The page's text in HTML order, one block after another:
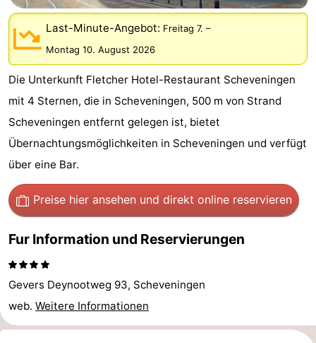
Duinrell
-
Kijkduin
Hotels
Zimmer
Frühstück)
Strand
&
tun
-
Museen
-
Denkmäler
-
Aussichtspunkte
Attraktionen
Last-Minute-Angebot: Freitag 7. –
Montag 10. August 2026
Die Unterkunft Fletcher Hotel-Restaurant Scheveningen
mit 4 Sternen, die in Scheveningen, 500 m von Strand
Scheveningen entfernt gelegen ist, bietet
Übernachtungsmöglichkeiten in Scheveningen und verfügt
über eine Bar.
Preise hier ansehen und direkt online reservieren
Fur Information und Reservierungen
Gevers Deynootweg 93, Scheveningen
web. Weitere Informationen